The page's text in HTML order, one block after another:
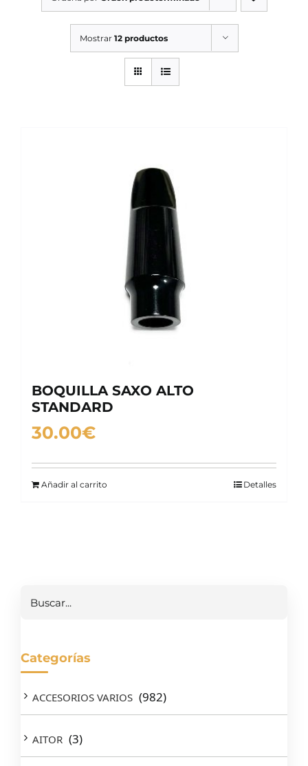
SERVICIOS TALLER
SERVICIOS TALLER
Mostrar 12 productos
BOQUILLA SAXO ALTO
STANDARD
30.00€
Añadir al carrito Detalles
Categorías
ACCESORIOS VARIOS (982)
AITOR (3)